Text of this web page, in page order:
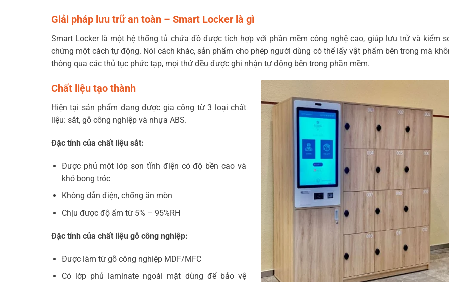
Giải pháp lưu trữ an toàn – Smart Locker là gì
Smart Locker là một hệ thống tủ chứa đồ được tích hợp với phần mềm công nghệ cao, giúp lưu trữ và kiểm
chứng một cách tự động. Nói cách khác, sản phẩm cho phép người dùng có thể lấy vật phẩm bên trong mà
thông qua các thủ tục phức tạp, mọi thứ đều được ghi nhận tự động bên trong phần mềm.
Chất liệu tạo thành
Hiện tại sản phẩm đang được gia công từ 3 loại chất
liệu: sắt, gỗ công nghiệp và nhựa ABS.
Đặc tính của chất liệu sắt:
Được phủ một lớp sơn tĩnh điện có độ bền cao và
khó bong tróc
Không dẫn điện, chống ăn mòn
Chịu được độ ẩm từ 5% – 95%RH
Đặc tính của chất liệu gỗ công nghiệp:
Được làm từ gỗ công nghiệp MDF/MFC
Có lớp phủ laminate ngoài mặt dùng để bảo vệ